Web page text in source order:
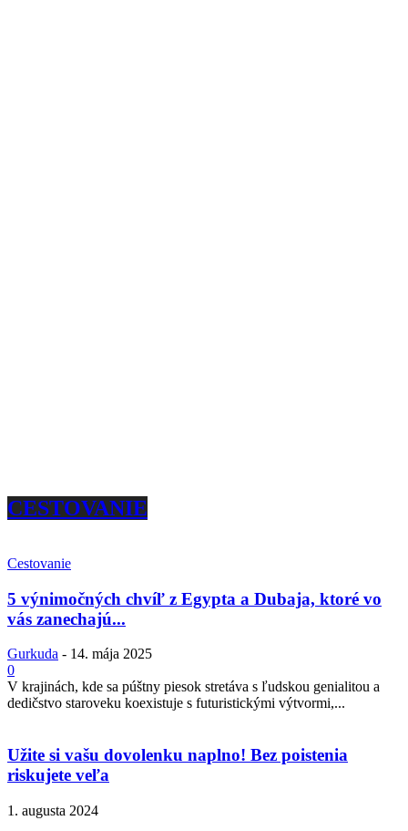
CESTOVANIE
Cestovanie
5 výnimočných chvíľ z Egypta a Dubaja, ktoré vo
vás zanechajú...
Gurkuda - 14. mája 2025
0
V krajinách, kde sa púštny piesok stretáva s ľudskou genialitou a
dedičstvo staroveku koexistuje s futuristickými výtvormi,...
Užite si vašu dovolenku naplno! Bez poistenia
riskujete veľa
1. augusta 2024